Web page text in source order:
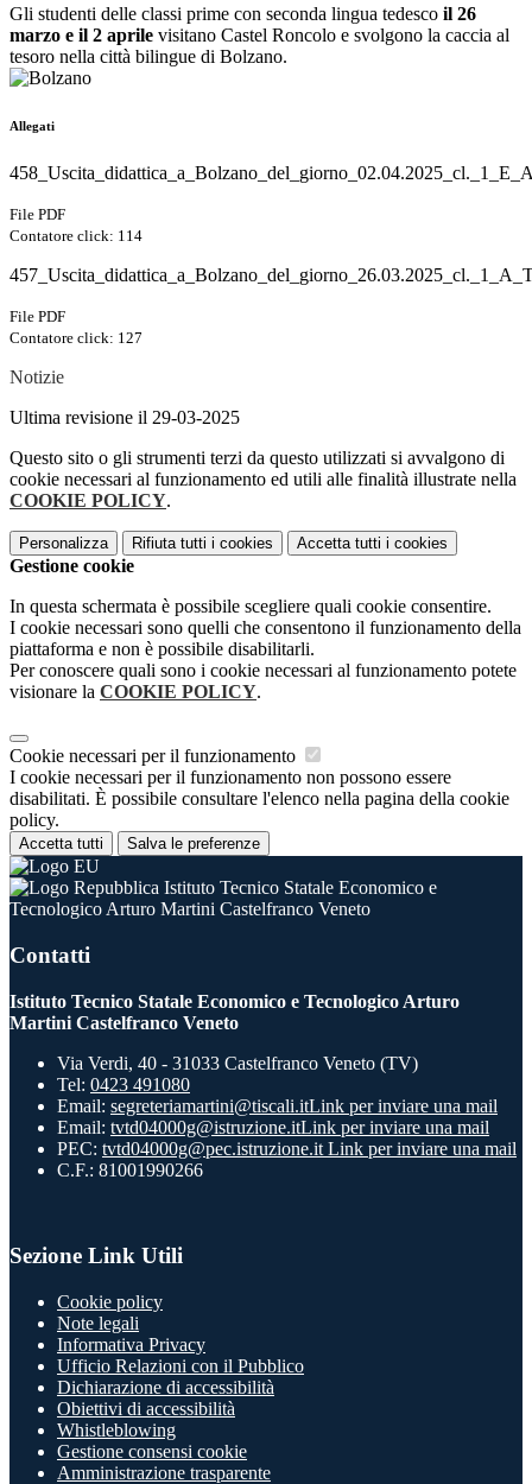
Gli studenti delle classi prime con seconda lingua tedesco il 26
marzo e il 2 aprile visitano Castel Roncolo e svolgono la caccia al
tesoro nella città bilingue di Bolzano.
Allegati
File PDF
Contatore click: 114
File PDF
Contatore click: 127
Notizie
Ultima revisione il 29-03-2025
Questo sito o gli strumenti terzi da questo utilizzati si avvalgono di
cookie necessari al funzionamento ed utili alle finalità illustrate nella
COOKIE POLICY.
Personalizza Rifiuta tutti i cookies Accetta tutti i cookies
Gestione cookie
In questa schermata è possibile scegliere quali cookie consentire.
I cookie necessari sono quelli che consentono il funzionamento della
piattaforma e non è possibile disabilitarli.
Per conoscere quali sono i cookie necessari al funzionamento potete
visionare la COOKIE POLICY.
Cookie necessari per il funzionamento
I cookie necessari per il funzionamento non possono essere
disabilitati. È possibile consultare l'elenco nella pagina della cookie
policy.
Accetta tutti Salva le preferenze
Istituto Tecnico Statale Economico e
Tecnologico Arturo Martini Castelfranco Veneto
Contatti
Istituto Tecnico Statale Economico e Tecnologico Arturo
Martini Castelfranco Veneto
Via Verdi, 40 - 31033 Castelfranco Veneto (TV)
Tel: 0423 491080
Email: segreteriamartini@tiscali.itLink per inviare una mail
Email: tvtd04000g@istruzione.itLink per inviare una mail
PEC: tvtd04000g@pec.istruzione.it Link per inviare una mail
C.F.: 81001990266
Sezione Link Utili
Cookie policy
Note legali
Informativa Privacy
Ufficio Relazioni con il Pubblico
Dichiarazione di accessibilità
Obiettivi di accessibilità
Whistleblowing
Gestione consensi cookie
Amministrazione trasparente